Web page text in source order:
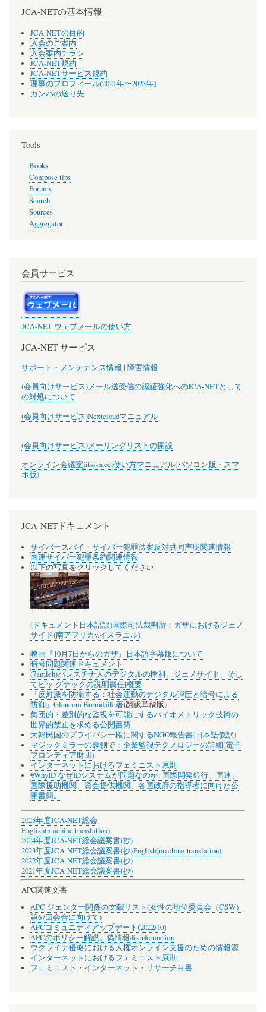
JCA-NETの基本情報
JCA-NETの目的
入会のご案内
入会案内チラシ
JCA-NET規約
JCA-NETサービス規約
理事のプロフィール(2021年〜2023年)
カンパの送り先
Tools
Books
Compose tips
Forums
Search
Sources
Aggregator
会員サービス
JCA-NET ウェブメールの使い方
JCA-NET サービス
サポート・メンテナンス情報 | 障害情報
(会員向けサービス)メール送受信の認証強化へのJCA-NETとして
の対処について
(会員向けサービス)Nextcloudマニュアル
(会員向けサービス)メーリングリストの開設
オンライン会議室jitsi-meet使い方マニュアル(パソコン版・スマ
ホ版)
JCA-NETドキュメント
サイバースパイ・サイバー犯罪法案反対共同声明関連情報
国連サイバー犯罪条約関連情報
以下の写真をクリックしてください
(ドキュメント日本語訳)国際司法裁判所：ガザにおけるジェノ
サイド(南アフリカv.イスラエル)
映画『10月7日からのガザ』日本語字幕版について
暗号問題関連ドキュメント
(7amleh)パレスチナ人のデジタルの権利、ジェノサイド、そし
てビッ グテックの説明責任|概要
『反対派を防衛する：社会運動のデジタル弾圧と暗号による
防御』Glencora Borradaile著(翻訳草稿版)
集団的・差別的な監視を可能にするバイオメトリック技術の
世界的禁止を求める公開書簡
大韓民国のプライバシー権に関するNGO報告書(日本語仮訳)
マジックミラーの裏側で：企業監視テクノロジーの詳細(電子
フロンティア財団)
インターネットにおけるフェミニスト原則
#WhyID なぜIDシステムが問題なのか: 国際開発銀行、国連、
国際援助機関、資金提供機関、各国政府の指導者に向けた公
開書簡。
2025年度JCA-NET総会
English(machine translation)
2024年度JCA-NET総会議案書(抄)
2023年度JCA-NET総会議案書(抄)English(machine translation)
2022年度JCA-NET総会議案書(抄)
2021年度JCA-NET総会議案書(抄)
APC関連文書
APC ジェンダー関係の文献リスト(女性の地位委員会（CSW）
第67回会合に向けて)
APCコミュニティアップデート(2022/10)
APCのポリシー解説。偽情報disinformation
ウクライナ侵略における人権オンライン支援のための情報源
インターネットにおけるフェミニスト原則
フェミニスト・インターネット・リサーチ白書